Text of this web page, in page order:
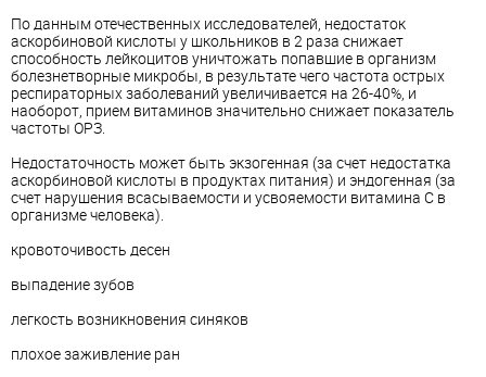
По данным отечественных исследователей, недостаток
аскорбиновой кислоты у школьников в 2 раза снижает
способность лейкоцитов уничтожать попавшие в организм
болезнетворные микробы, в результате чего частота острых
респираторных заболеваний увеличивается на 26-40%, и
наоборот, прием витаминов значительно снижает показатель
частоты ОРЗ.
Недостаточность может быть экзогенная (за счет недостатка
аскорбиновой кислоты в продуктах питания) и эндогенная (за
счет нарушения всасываемости и усвояемости витамина С в
организме человека).
кровоточивость десен
выпадение зубов
легкость возникновения синяков
плохое заживление ран